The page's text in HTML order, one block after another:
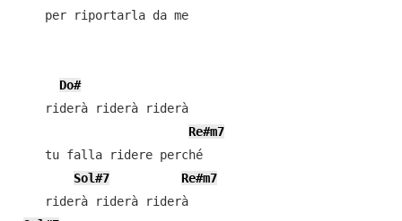
    per riportarla da me
Do#
    riderà riderà riderà
Re#m7
    tu falla ridere perché
Sol#7
Re#m7
    riderà riderà riderà